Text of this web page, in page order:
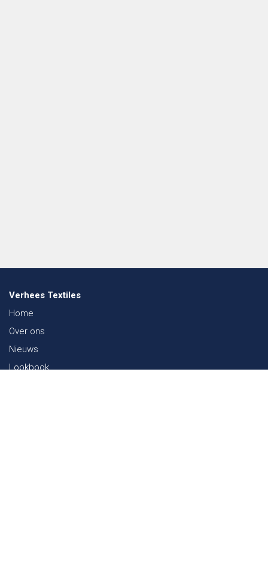
Verhees Textiles
Home
Over ons
Nieuws
Lookbook